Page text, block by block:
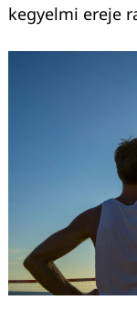
kegyelmi ereje